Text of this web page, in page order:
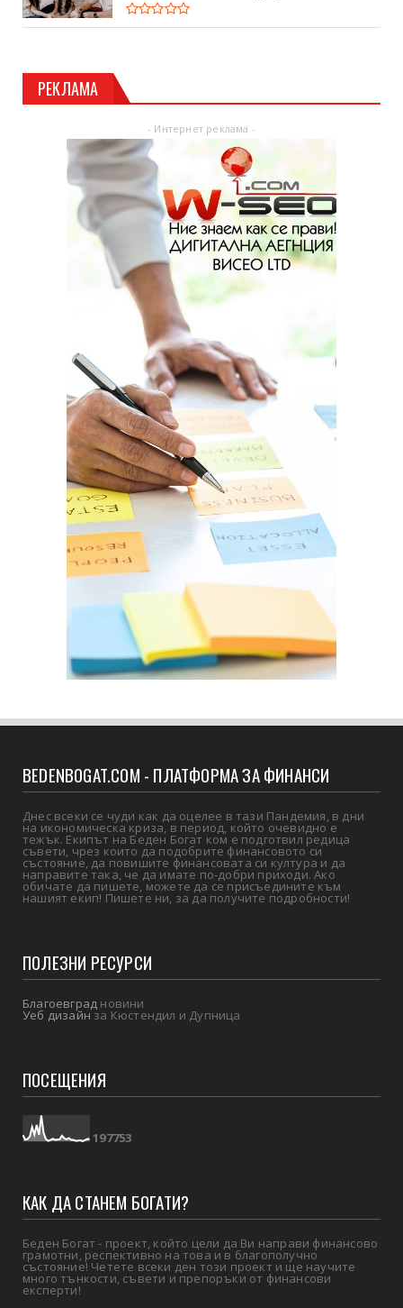
РЕКЛАМА
- Интернет реклама -
BEDENBOGAT.COM - ПЛАТФОРМА ЗА ФИНАНСИ
Днес всеки се чуди как да оцелее в тази Пандемия, в дни
на икономическа криза, в период, който очевидно е
тежък. Екипът на Беден Богат ком е подготвил редица
съвети, чрез които да подобрите финансовото си
състояние, да повишите финансовата си култура и да
направите така, че да имате по-добри приходи. Ако
обичате да пишете, можете да се присъедините към
нашият екип! Пишете ни, за да получите подробности!
ПОЛЕЗНИ РЕСУРСИ
Благоевград новини
Уеб дизайнза Кюстендил и Дупница
ПОСЕЩЕНИЯ
197753
КАК ДА СТАНЕМ БОГАТИ?
Беден Богат - проект, който цели да Ви направи финансово
грамотни, респективно на това и в благополучно
състояние! Четете всеки ден този проект и ще научите
много тънкости, съвети и препоръки от финансови
експерти!